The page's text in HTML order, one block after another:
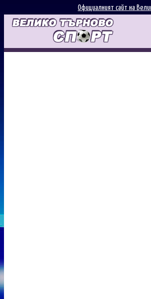
Официалният сайт на